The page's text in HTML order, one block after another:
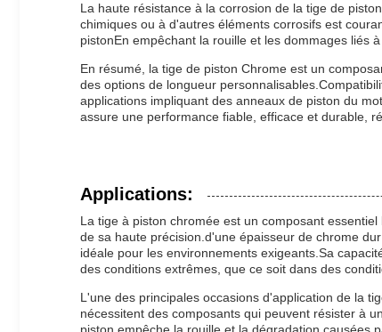
La haute résistance à la corrosion de la tige de
chimiques ou à d'autres éléments corrosifs est
pistonEn empêchant la rouille et les dommages liés
En résumé, la tige de piston Chrome est un
des options de longueur
applications impliquant des anneaux de piston du
assure une performance fiable, efficace et durable,
Applications:
La tige à piston chromée est un composant
de sa haute précision.d'une épaisseur de chrome
idéale pour les environnements exigeants.Sa
des conditions extrêmes, que ce soit dans des
L'une des principales occasions d'application de la
nécessitent des composants qui peuvent résister à